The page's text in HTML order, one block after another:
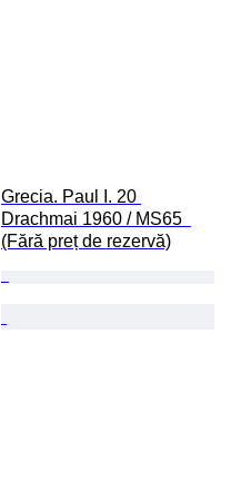
Grecia. Paul I. 20
Drachmai 1960 / MS65
(Fără preț de rezervă)